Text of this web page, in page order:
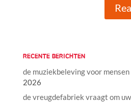
RECENTE BERICHTEN
de muziekbeleving voor
2026
de vreugdefabriek vraagt om